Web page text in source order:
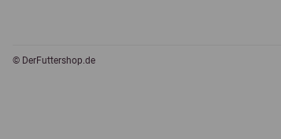
© DerFuttershop.de